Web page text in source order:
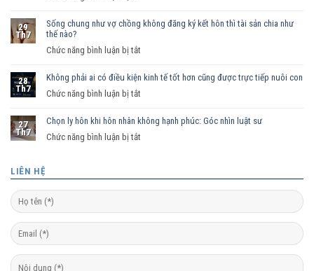
nữ
vợ
trường
pháp
luật
hôn
29
Th7
Sống chung như vợ chồng không đăng ký kết hôn thì tài sản chia như
thế nào?
Chức năng bình luận bị tắt
chung
chồng
hôn
chia
28
Th7
Không phải ai có điều kiện kinh tế tốt hơn cũng được trực tiếp nuôi con
Chức năng bình luận bị tắt
phải
kiện
kinh
cũng
27
Th7
Chọn ly hôn khi hôn nhân không hạnh phúc: Góc nhìn luật sư
Chức năng bình luận bị tắt
hôn
khi
nhân
hạnh
LIÊN HỆ